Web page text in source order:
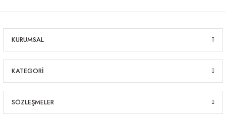
KURUMSAL
KATEGORİ
SÖZLEŞMELER